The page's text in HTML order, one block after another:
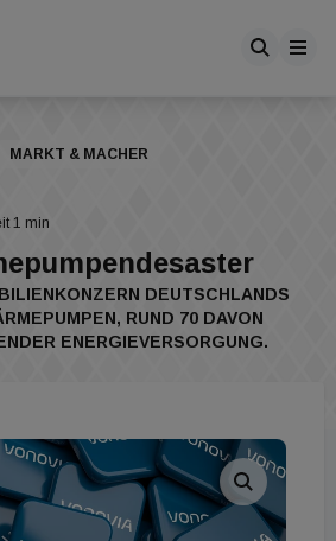
MARKT & MACHER
1 min
DEUTSCHLANDS I
RUND 70 DAVON R
ENERGIEVERSORGUNG.